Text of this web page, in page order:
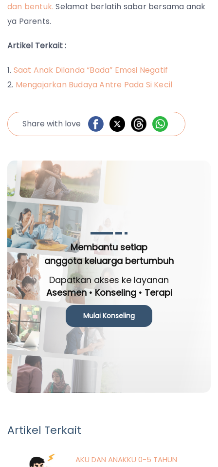
dan bentuk.Selamat berlatih sabar bersama anak
ya Parents.
Artikel Terkait :
Saat Anak Dilanda “Bada” Emosi Negatif
Mengajarkan Budaya Antre Pada Si Kecil
Share with love
Membantu setiap
anggota keluarga bertumbuh
Dapatkan akses ke layanan
Asesmen • Konseling • Terapi
Mulai Konseling
Artikel Terkait
AKU DAN ANAKKU 0-5 TAHUN